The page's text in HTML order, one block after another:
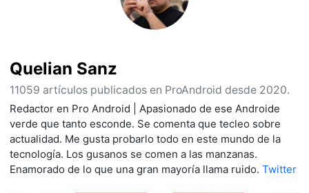
Quelian Sanz
11059 artículos publicados en ProAndroid desde 2020.
Redactor en Pro Android | Apasionado de ese Androide
verde que tanto esconde. Se comenta que tecleo sobre
actualidad. Me gusta probarlo todo en este mundo de la
tecnología. Los gusanos se comen a las manzanas.
Enamorado de lo que una gran mayoría llama ruido. Twitter